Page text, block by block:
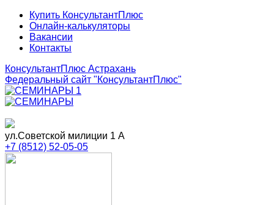
Купить КонсультантПлюс
Онлайн-калькуляторы
Вакансии
Контакты
КонсультантПлюс Астрахань
Федеральный сайт "КонсультантПлюс"
ул.Советской милиции 1 А
+7 (8512) 52-05-05